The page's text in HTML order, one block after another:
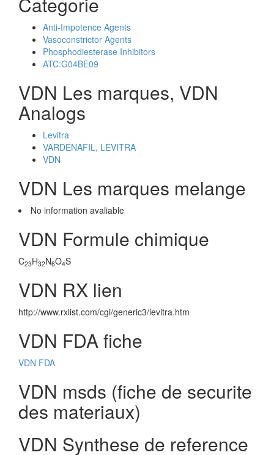
Anti-Impotence Agents
Vasoconstrictor Agents
Phosphodiesterase Inhibitors
ATC:G04BE09
VDN Les marques, VDN
Analogs
Levitra
VARDENAFIL, LEVITRA
VDN
VDN Les marques melange
No information avaliable
VDN Formule chimique
C23H32N6O4S
VDN RX lien
http://www.rxlist.com/cgi/generic3/levitra.htm
VDN FDA fiche
VDN FDA
VDN msds (fiche de securite
des materiaux)
VDN Synthese de reference